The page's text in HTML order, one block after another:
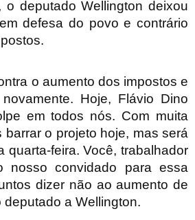
o deputado Wellington deixou
defesa do povo e contrário
o aumento dos impostos e
Hoje, Flávio Dino
em todos nós. Com muita
barrar o projeto hoje, mas será
quarta-feira. Você, trabalhador
nosso convidado para essa
dizer não ao aumento de
deputado a Wellington.